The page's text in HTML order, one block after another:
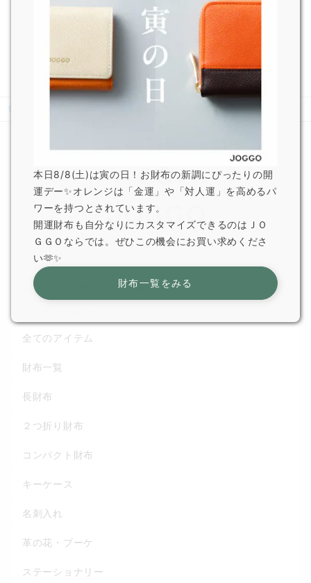
2026.6.5
JOGGO 広報
新・お客様のカスタマイズ紹介♪24
For Gift
ギフトで選ばれている理由
全てのアイテム
財布一覧
長財布
２つ折り財布
コンパクト財布
キーケース
名刺入れ
革の花・ブーケ
ステーショナリー
本日8/8(土)は寅の日！お財布の新調にぴったりの開
運デー✨オレンジは「金運」や「対人運」を高めるパ
ワーを持つとされています。
開運財布も自分なりにカスタマイズできるのはＪＯ
ＧＧＯならでは。ぜひこの機会にお買い求めくださ
い🫶✨
財布一覧をみる